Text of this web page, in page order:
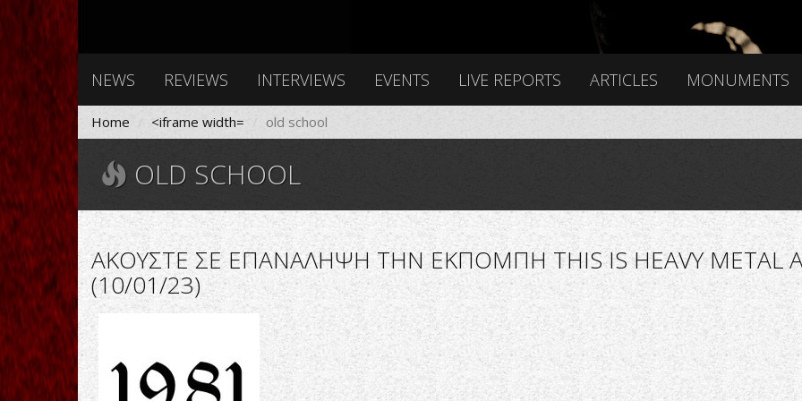
NEWS REVIEWS INTERVIEWS EVENTS LIVE REPORTS ARTICLES MONUMENTS
Home <iframe width= old school
OLD SCHOOL
ΑΚΟΥΣΤΕ ΣΕ ΕΠΑΝΑΛΗΨΗ ΤΗΝ ΕΚΠΟΜΠΗ THIS IS HEAVY METAL
(10/01/23)